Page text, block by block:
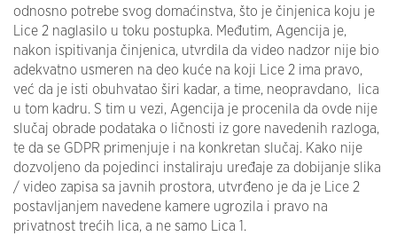
odnosno potrebe svog domaćinstva, što je činjenica koju je
Lice 2 naglasilo u toku postupka. Međutim, Agencija je,
nakon ispitivanja činjenica, utvrdila da video nadzor nije bio
adekvatno usmeren na deo kuće na koji Lice 2 ima pravo,
već da je isti obuhvatao širi kadar, a time, neopravdano, lica
u tom kadru. S tim u vezi, Agencija je procenila da ovde nije
slučaj obrade podataka o ličnosti iz gore navedenih razloga,
te da se GDPR primenjuje i na konkretan slučaj. Kako nije
dozvoljeno da pojedinci instaliraju uređaje za dobijanje slika
/ video zapisa sa javnih prostora, utvrđeno je da je Lice 2
postavljanjem navedene kamere ugrozila i pravo na
privatnost trećih lica, a ne samo Lica 1.